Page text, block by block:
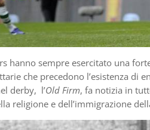
hanno sempre esercitato una
che precedono l’esistenza di
derby, l’Old Firm, fa notizia in
religione e dell’immigrazione